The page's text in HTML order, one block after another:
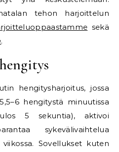
tehon harjoittelun
sekä
.
hengitysharjoitus, jossa
hengitystä minuutissa
5 sekuntia), aktivoi
sykevälivaihtelua
Sovellukset kuten